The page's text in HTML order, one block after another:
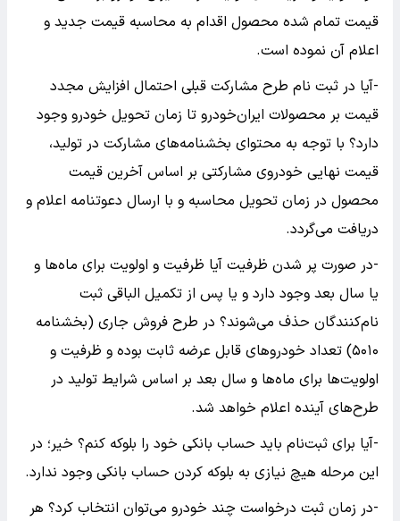
قیمت تمام شده محصول اقدام به محاسبه قیمت جدید و
اعلام آن نموده است.
-آیا در ثبت نام طرح مشارکت قبلی احتمال افزایش مجدد
قیمت بر محصولات ایران‌خودرو تا زمان تحویل خودرو وجود
دارد؟ با توجه به محتوای بخشنامه‌های مشارکت در تولید،
قیمت نهایی خودروی مشارکتی بر اساس آخرین قیمت
محصول در زمان تحویل محاسبه و با ارسال دعوتنامه اعلام و
دریافت می‌گردد.
-در صورت پر شدن ظرفیت آیا ظرفیت و اولویت برای ماه‌ها و
یا سال بعد وجود دارد و یا پس از تکمیل الباقی ثبت
نام‌کنندگان حذف می‌شوند؟ در طرح فروش جاری (بخشنامه
۵۰۱۰) تعداد خودرو‌های قابل عرضه ثابت بوده و ظرفیت و
اولویت‌ها برای ماه‌ها و سال بعد بر اساس شرایط تولید در
طرح‌های آینده اعلام خواهد شد.
-آیا برای ثبت‌نام باید حساب بانکی خود را بلوکه کنم؟ خیر؛ در
این مرحله هیچ نیازی به بلوکه کردن حساب بانکی وجود ندارد.
-در زمان ثبت درخواست چند خودرو می‌توان انتخاب کرد؟ هر